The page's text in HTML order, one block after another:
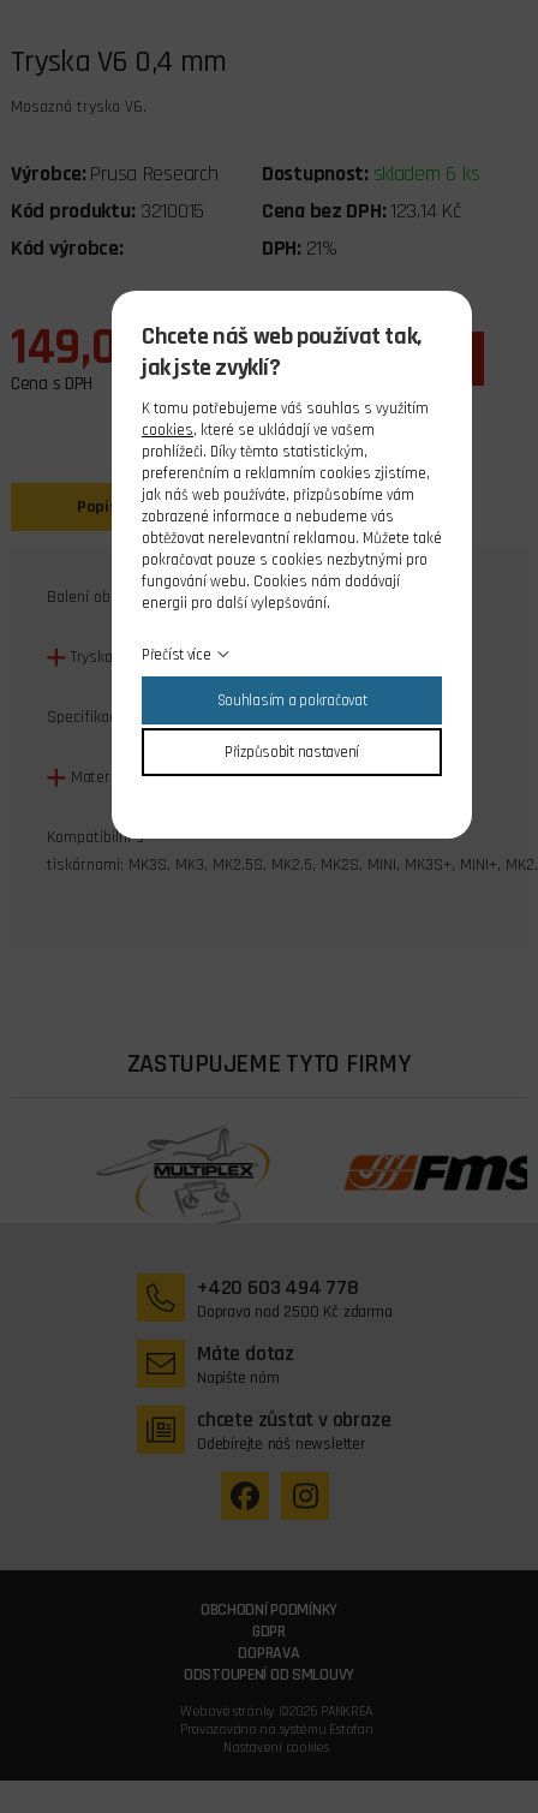
Tryska V6 0,4 mm
Mosazná tryska V6.
Výrobce: Prusa Research Dostupnost: skladem 6 ks
Kód produktu: 3210015 Cena bez DPH:123,14 Kč
Kód výrobce:
DPH: 21%
149,00 Kč
Cena s DPH
Popis Související produkty
Balení obsahuje:
Tryska V6 (1 ks)
Specifikace:
Materiál: Mosaz
Kompatibilní s
tiskárnami: MK3S, MK3, MK2.5S, MK2.5, MK2S, MINI, MK3S+, MINI+,
ZASTUPUJEME TYTO FIRMY
+420 603 494 778
Doprava nad 2500 Kč zdarma
Máte dotaz
Napište nám
chcete zůstat v obraze
Odebírejte náš newsletter
OBCHODNÍ PODMÍNKY
GDPR
DOPRAVA
ODSTOUPENÍ OD SMLOUVY
Webové stránky ©2026 PANKREA
Provozováno na systému Estofan
Nastavení cookies
Chcete náš web používat tak,
jak jste zvyklí?
K tomu potřebujeme váš souhlas s využitím
cookies, které se ukládají ve vašem
prohlížeči. Díky těmto statistickým,
preferenčním a reklamním cookies zjistíme,
jak náš web používáte, přizpůsobíme vám
zobrazené informace a nebudeme vás
obtěžovat nerelevantní reklamou. Můžete také
pokračovat pouze s cookies nezbytnými pro
fungování webu. Cookies nám dodávají
energii pro další vylepšování.
Přečíst více
Souhlasím a pokračovat
Přizpůsobit nastavení